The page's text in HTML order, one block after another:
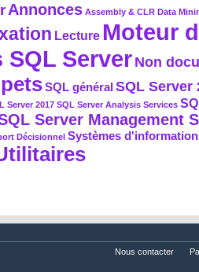
Annonces Assembly & CLR Data
Lecture Moteur
SQL Server Non
SQL généralSQL Server
Server 2017 SQL Server Analysis Services
Server Management
Décisionnel Systèmes
Nous contacter